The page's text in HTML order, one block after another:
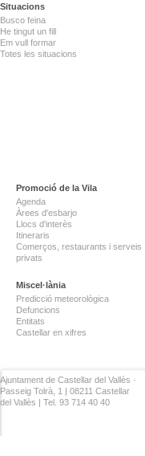
Situacions
Busco feina
He tingut un fill
Em vull formar
Totes les situacions
Promoció de la Vila
Agenda
Àrees d'esbarjo
Llocs d'interès
Itineraris
Comerços, restaurants i serveis
privats
Miscel·lània
Predicció meteorològica
Defuncions
Entitats
Castellar en xifres
Ajuntament de Castellar del Vallès ·
Passeig Tolrà, 1 | 08211 Castellar
del Vallès | Tel. 93 714 40 40